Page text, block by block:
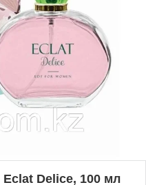
Delice, 100 мл